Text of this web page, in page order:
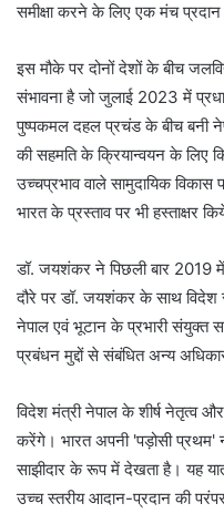
समीक्षा करने के लिए एक मंच
इस मौके पर दोनों देशों के बीच
संभावना है जो जुलाई 2023 में
पुष्पकमल दहल प्रचंड के बीच बनी
की सहमति के क्रियान्वयन के लिए
उच्चप्रभाव वाले सामुदायिक विकास
भारत के प्रस्ताव पर भी हस्ताक्षर
डॉ. जयशंकर ने पिछली बार 2019
दौरे पर डॉ. जयशंकर के साथ विदेश
नेपाल एवं भूटान के प्रभारी संयुक्त
प्रबंधन मुद्दों से संबंधित अन्य
विदेश मंत्री नेपाल के शीर्ष नेतृत्व
करेंगे। भारत अपनी 'पड़ोसी प्रथम'
साझीदार के रूप में देखता है। यह
उच्च स्तरीय आदान-प्रदान की